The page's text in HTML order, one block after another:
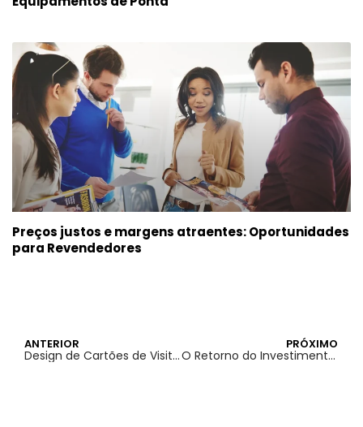
Preços justos e margens atraentes: Oportunidades
para Revendedores
ANTERIOR
Design de Cartões de Visita: Tendências que Estão Moldando 2024
PRÓXIMO
O Retorno do Investimento em Publicidade em Revistas